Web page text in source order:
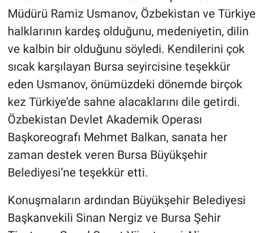
Müdürü Ramiz Usmanov, Özbekistan ve Türkiye
halklarının kardeş olduğunu, medeniyetin, dilin
ve kalbin bir olduğunu söyledi. Kendilerini çok
sıcak karşılayan Bursa seyircisine teşekkür
eden Usmanov, önümüzdeki dönemde birçok
kez Türkiye’de sahne alacaklarını dile getirdi.
Özbekistan Devlet Akademik Operası
Başkoreografı Mehmet Balkan, sanata her
zaman destek veren Bursa Büyükşehir
Belediyesi’ne teşekkür etti.
Konuşmaların ardından Büyükşehir Belediyesi
Başkanvekili Sinan Nergiz ve Bursa Şehir
Canlı Yayın